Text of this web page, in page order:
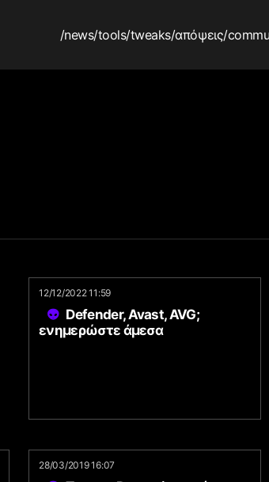
/news/tools/tweaks/απόψεις/
12/12/2022 11:59
Defender, Avast, AVG;
ενημερώστε άμεσα
28/03/2019 16:07